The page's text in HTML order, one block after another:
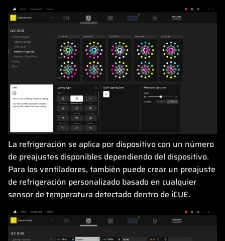
La refrigeración se aplica por dispositivo con un número
de preajustes disponibles dependiendo del dispositivo.
Para los ventiladores, también puede crear un preajuste
de refrigeración personalizado basado en cualquier
sensor de temperatura detectado dentro de iCUE.